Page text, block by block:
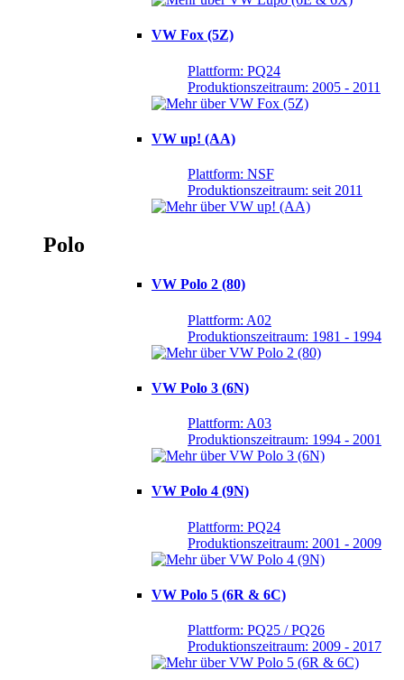
VW Fox (5Z)
Plattform: PQ24
Produktionszeitraum: 2005 - 2011
VW up! (AA)
Plattform: NSF
Produktionszeitraum: seit 2011
Polo
VW Polo 2 (80)
Plattform: A02
Produktionszeitraum: 1981 - 1994
VW Polo 3 (6N)
Plattform: A03
Produktionszeitraum: 1994 - 2001
VW Polo 4 (9N)
Plattform: PQ24
Produktionszeitraum: 2001 - 2009
VW Polo 5 (6R & 6C)
Plattform: PQ25 / PQ26
Produktionszeitraum: 2009 - 2017